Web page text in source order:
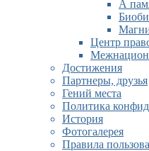
А
Центр
Достижения
Партнеры, друзья
Гений места
Политика
История
Фотогалерея
Правила